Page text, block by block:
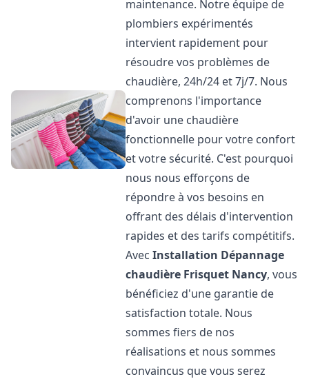
maintenance. Notre équipe de
plombiers expérimentés
intervient rapidement pour
résoudre vos problèmes de
chaudière, 24h/24 et 7j/7. Nous
comprenons l'importance
d'avoir une chaudière
fonctionnelle pour votre confort
et votre sécurité. C'est pourquoi
nous nous efforçons de
répondre à vos besoins en
offrant des délais d'intervention
rapides et des tarifs compétitifs.
AvecInstallation Dépannage
chaudière Frisquet Nancy, vous
bénéficiez d'une garantie de
satisfaction totale. Nous
sommes fiers de nos
réalisations et nous sommes
convaincus que vous serez